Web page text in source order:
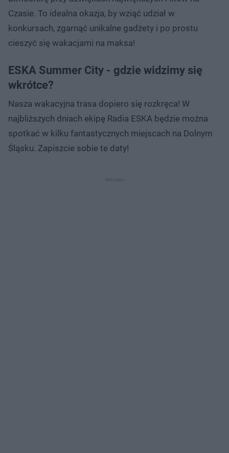
Czasie. To idealna okazja, by wziąć udział w
konkursach, zgarnąć unikalne gadżety i po prostu
cieszyć się wakacjami na maksa!
ESKA Summer City - gdzie widzimy się
wkrótce?
Nasza wakacyjna trasa dopiero się rozkręca! W
najbliższych dniach ekipę Radia ESKA będzie można
spotkać w kilku fantastycznych miejscach na Dolnym
Śląsku. Zapiszcie sobie te daty!